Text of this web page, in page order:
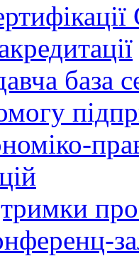
база